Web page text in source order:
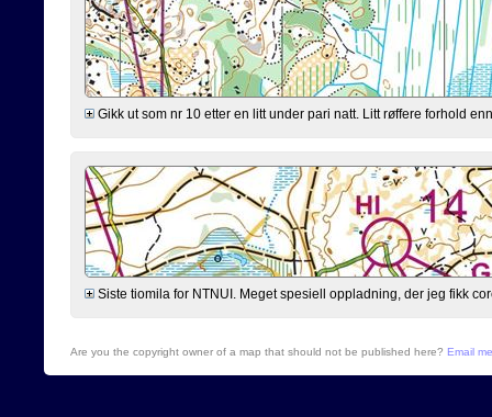
Gikk ut som nr 10 etter en litt under pari natt. Litt røffere forhold
Siste tiomila for NTNUI. Meget spesiell oppladning, der jeg fikk
Are you the copyright owner of a map that should not be published here? Email me